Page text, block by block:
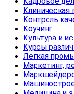
Клиническая
Контроль
Коучинг
Культура и
Курсы
Легкая
Маркетинг,